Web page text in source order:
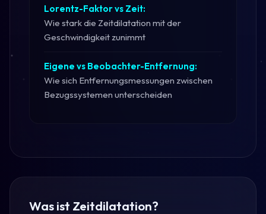
Lorentz-Faktor vs Zeit:
Wie stark die Zeitdilatation mit der
Geschwindigkeit zunimmt
Eigene vs Beobachter-Entfernung:
Wie sich Entfernungsmessungen zwischen
Bezugssystemen unterscheiden
Was ist Zeitdilatation?